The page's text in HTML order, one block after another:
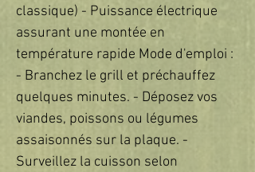
classique) - Puissance électrique
assurant une montée en
température rapide Mode d'emploi :
- Branchez le grill et préchauffez
quelques minutes. - Déposez vos
viandes, poissons ou légumes
assaisonnés sur la plaque. -
Surveillez la cuisson selon